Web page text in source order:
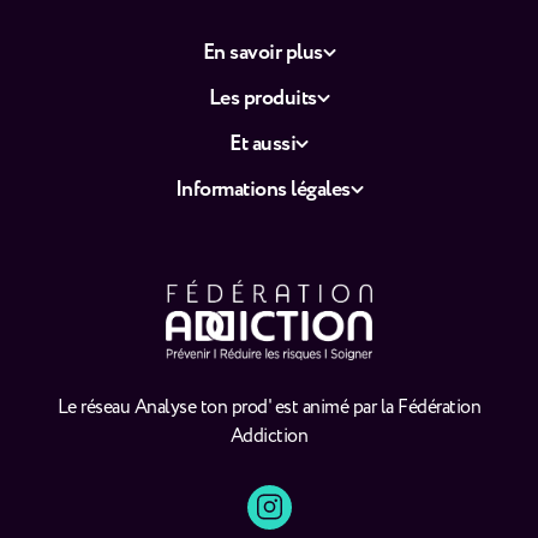
Le réseau Analyse ton prod' est animé par la Fédération
Addiction
En savoir plus
Les produits
Et aussi
Informations légales